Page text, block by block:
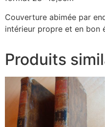
Couverture abimée par
intérieur propre et en bon
Produits